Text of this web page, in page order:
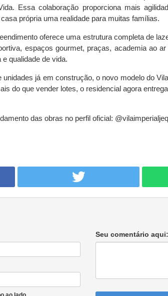
Essa colaboração proporciona mais
própria uma realidade para muitas famílias.
oferece uma estrutura completa de
espaços gourmet, praças, academia ao
qualidade de vida.
já em construção, o novo modelo do
do que vender lotes, o residencial agora
das obras no perfil oficial:
Seu comentário aqui: